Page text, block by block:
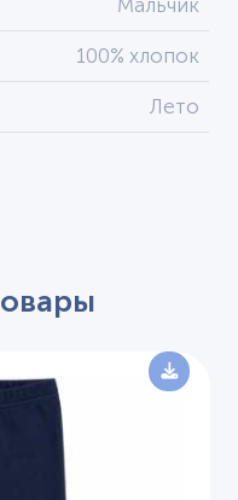
100% хлопок
Лето